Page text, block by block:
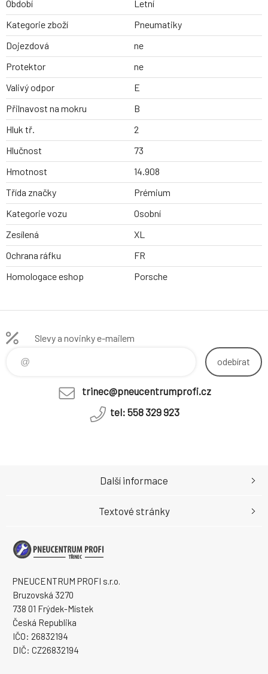
Období
Letní
Kategorie zboží
Pneumatiky
Dojezdová
ne
Protektor
ne
Valivý odpor
E
Přilnavost na mokru
B
Hluk tř.
2
Hlučnost
73
Hmotnost
14.908
Třída značky
Prémium
Kategorie vozu
Osobní
Zesílená
XL
Ochrana ráfku
FR
Homologace eshop
Porsche
Slevy a novinky e-mailem
odebírat
trinec@pneucentrumprofi.cz
tel: 558 329 923
PNEUCENTRUM PROFI s.r.o.
Bruzovská 3270
738 01 Frýdek-Místek
Česká Republika
IČO: 26832194
DIČ: CZ26832194
Další informace
Textové stránky